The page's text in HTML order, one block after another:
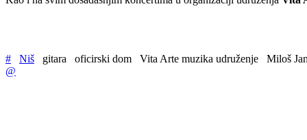
# Niš gitara oficirski dom Vita Arte muzika udruženje
Miloš
@